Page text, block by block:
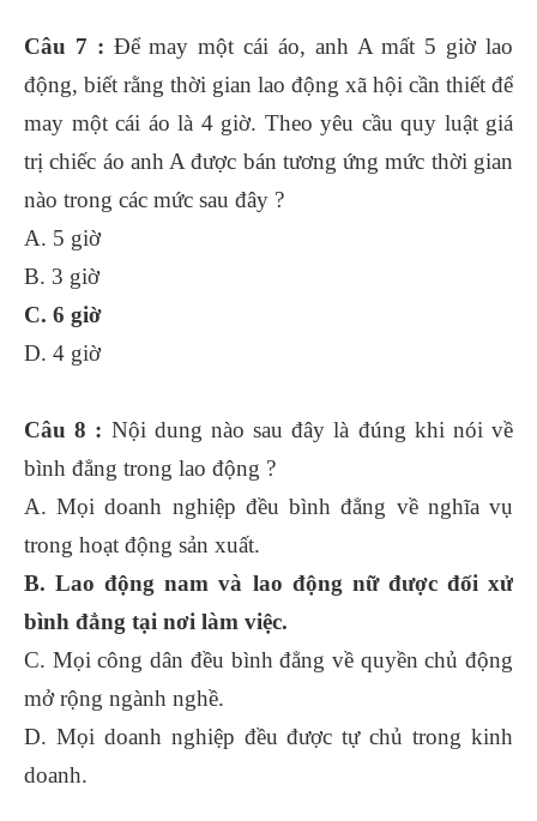
Câu 7 : Để may một cái áo, anh A mất 5 giờ lao
động, biết rằng thời gian lao động xã hội cần thiết để
may một cái áo là 4 giờ. Theo yêu cầu quy luật giá
trị chiếc áo anh A được bán tương ứng mức thời gian
nào trong các mức sau đây ?
A. 5 giờ
B. 3 giờ
C. 6 giờ
D. 4 giờ
Câu 8 : Nội dung nào sau đây là đúng khi nói về
bình đẳng trong lao động ?
A. Mọi doanh nghiệp đều bình đẳng về nghĩa vụ
trong hoạt động sản xuất.
B. Lao động nam và lao động nữ được đối xử
bình đẳng tại nơi làm việc.
C. Mọi công dân đều bình đẳng về quyền chủ động
mở rộng ngành nghề.
D. Mọi doanh nghiệp đều được tự chủ trong kinh
doanh.